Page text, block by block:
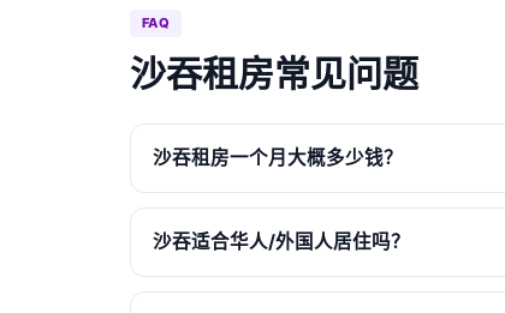
FAQ
沙吞租房常见问题
沙吞租房一个月大概多少钱？
沙吞适合华人/外国人居住吗？